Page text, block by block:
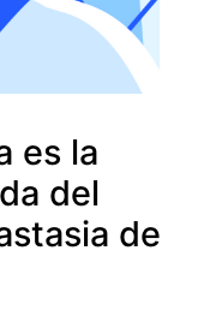
es la
del
de